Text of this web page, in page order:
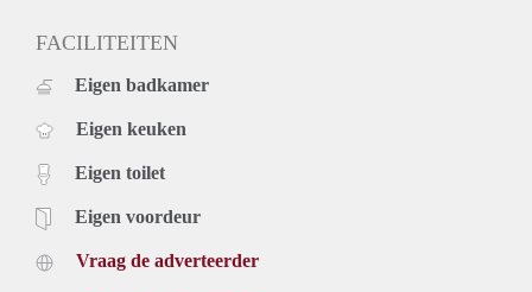
FACILITEITEN
Eigen badkamer
Eigen keuken
Eigen toilet
Eigen voordeur
Vraag de adverteerder